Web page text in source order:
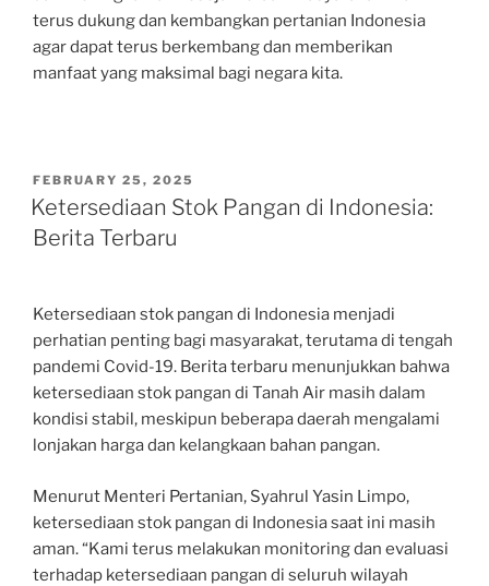
terus dukung dan kembangkan pertanian Indonesia
agar dapat terus berkembang dan memberikan
manfaat yang maksimal bagi negara kita.
POSTED
ON
FEBRUARY 25, 2025
Ketersediaan Stok Pangan di Indonesia:
Berita Terbaru
Ketersediaan stok pangan di Indonesia menjadi
perhatian penting bagi masyarakat, terutama di tengah
pandemi Covid-19. Berita terbaru menunjukkan bahwa
ketersediaan stok pangan di Tanah Air masih dalam
kondisi stabil, meskipun beberapa daerah mengalami
lonjakan harga dan kelangkaan bahan pangan.
Menurut Menteri Pertanian, Syahrul Yasin Limpo,
ketersediaan stok pangan di Indonesia saat ini masih
aman. “Kami terus melakukan monitoring dan evaluasi
terhadap ketersediaan pangan di seluruh wilayah